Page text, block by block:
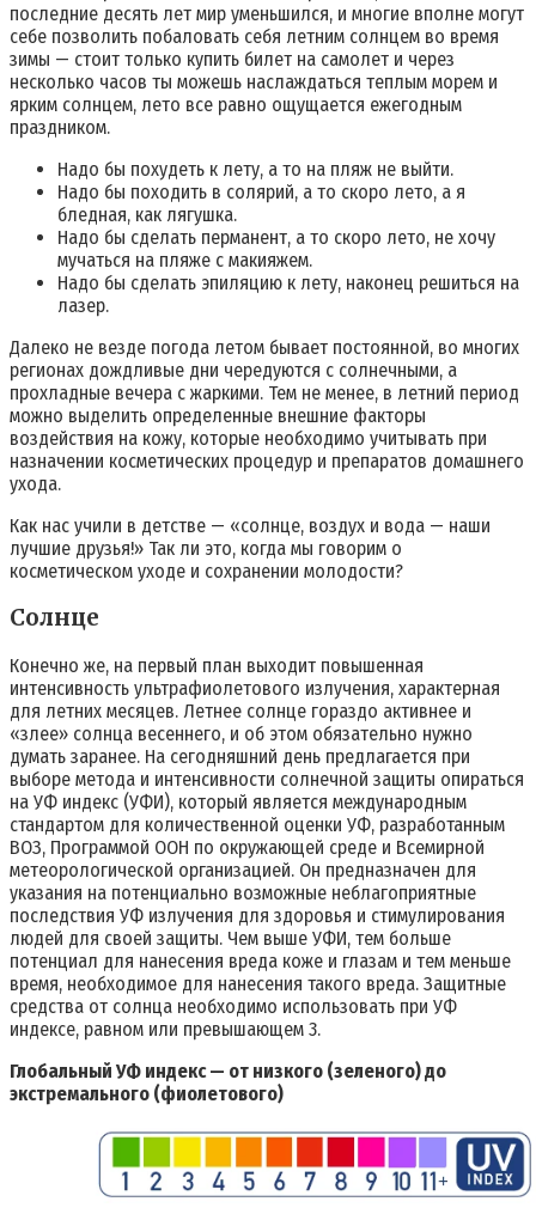
последние десять лет мир уменьшился, и многие вполне могут
себе позволить побаловать себя летним солнцем во время
зимы — стоит только купить билет на самолет и через
несколько часов ты можешь наслаждаться теплым морем и
ярким солнцем, лето все равно ощущается ежегодным
праздником.
Надо бы похудеть к лету, а то на пляж не выйти.
Надо бы походить в солярий, а то скоро лето, а я
бледная, как лягушка.
Надо бы сделать перманент, а то скоро лето, не хочу
мучаться на пляже с макияжем.
Надо бы сделать эпиляцию к лету, наконец решиться на
лазер.
Далеко не везде погода летом бывает постоянной, во многих
регионах дождливые дни чередуются с солнечными, а
прохладные вечера с жаркими. Тем не менее, в летний период
можно выделить определенные внешние факторы
воздействия на кожу, которые необходимо учитывать при
назначении косметических процедур и препаратов домашнего
ухода.
Как нас учили в детстве — «солнце, воздух и вода — наши
лучшие друзья!» Так ли это, когда мы говорим о
косметическом уходе и сохранении молодости?
Солнце
Конечно же, на первый план выходит повышенная
интенсивность ультрафиолетового излучения, характерная
для летних месяцев. Летнее солнце гораздо активнее и
«злее» солнца весеннего, и об этом обязательно нужно
думать заранее. На сегодняшний день предлагается при
выборе метода и интенсивности солнечной защиты опираться
на УФ индекс (УФИ), который является международным
стандартом для количественной оценки УФ, разработанным
ВОЗ, Программой ООН по окружающей среде и Всемирной
метеорологической организацией. Он предназначен для
указания на потенциально возможные неблагоприятные
последствия УФ излучения для здоровья и стимулирования
людей для своей защиты. Чем выше УФИ, тем больше
потенциал для нанесения вреда коже и глазам и тем меньше
время, необходимое для нанесения такого вреда. Защитные
средства от солнца необходимо использовать при УФ
индексе, равном или превышающем 3.
Глобальный УФ индекс — от низкого (зеленого) до
экстремального (фиолетового)